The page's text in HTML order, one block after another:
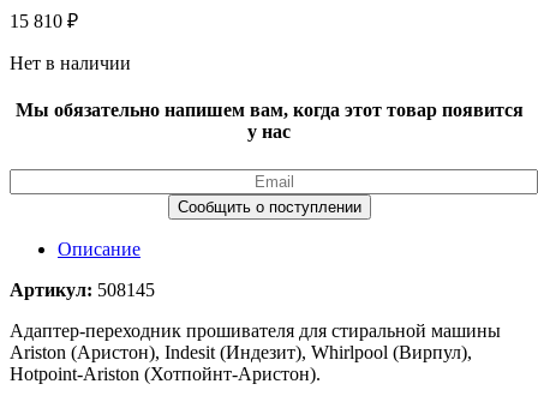
15 810 ₽
Нет в наличии
Мы обязательно напишем вам, когда этот товар появится
у нас
Описание
Артикул: 508145
Адаптер-переходник прошивателя для стиральной машины
Ariston (Аристон), Indesit (Индезит), Whirlpool (Вирпул),
Hotpoint-Ariston (Хотпойнт-Аристон).